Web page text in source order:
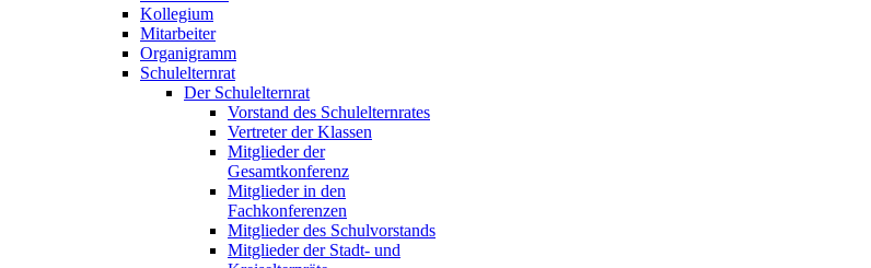
Kollegium
Mitarbeiter
Organigramm
Schulelternrat
Der Schulelternrat
Vorstand des Schulelternrates
Vertreter der Klassen
Mitglieder der
Gesamtkonferenz
Mitglieder in den
Fachkonferenzen
Mitglieder des Schulvorstands
Mitglieder der Stadt- und